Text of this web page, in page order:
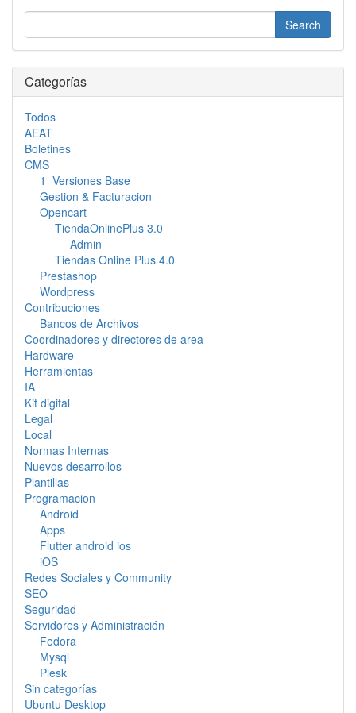
Categorías
Todos
AEAT
Boletines
CMS
1_Versiones Base
Gestion & Facturacion
Opencart
TiendaOnlinePlus 3.0
Admin
Tiendas Online Plus 4.0
Prestashop
Wordpress
Contribuciones
Bancos de Archivos
Coordinadores y directores de area
Hardware
Herramientas
IA
Kit digital
Legal
Local
Normas Internas
Nuevos desarrollos
Plantillas
Programacion
Android
Apps
Flutter android ios
iOS
Redes Sociales y Community
SEO
Seguridad
Servidores y Administración
Fedora
Mysql
Plesk
Sin categorías
Ubuntu Desktop